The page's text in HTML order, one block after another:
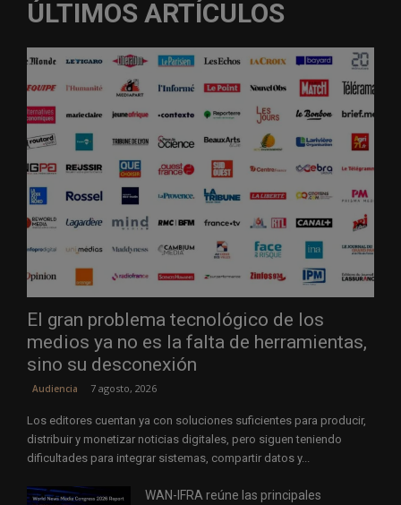
ÚLTIMOS ARTÍCULOS
El gran problema tecnológico de los
medios ya no es la falta de herramientas,
sino su desconexión
Audiencia 7 agosto, 2026
Los editores cuentan ya con soluciones suficientes para producir,
distribuir y monetizar noticias digitales, pero siguen teniendo
dificultades para integrar sistemas, compartir datos y...
WAN-IFRA reúne las principales